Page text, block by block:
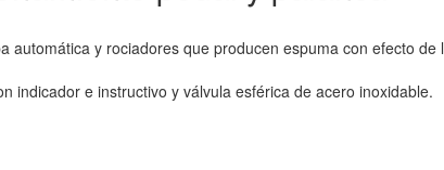
y rociadores que producen espuma con efecto de
indicador e instructivo y válvula esférica de acero inoxidable.